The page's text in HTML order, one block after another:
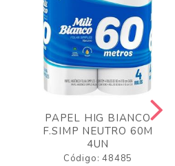
PAPEL HIG BIANCO
F.SIMP NEUTRO 60M
4UN
Código: 48485